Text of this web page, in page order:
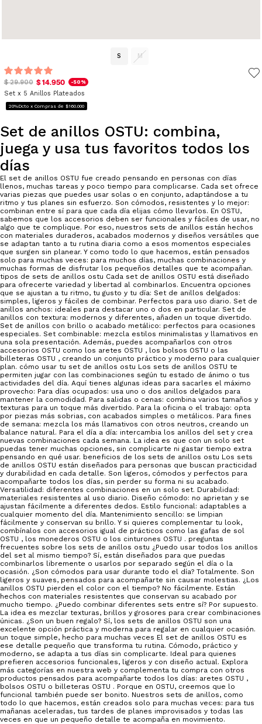
S M
$ 29.900 $ 14.950 -50%
Set x 5 Anillos Plateados
20%Dcto x Compras de $160.000
Set de anillos OSTU: combina,
juega y usa tus favoritos todos los
días
El set de anillos OSTU fue creado pensando en personas con días
llenos, muchas tareas y poco tiempo para complicarse. Cada set ofrece
varias piezas que puedes usar solas o en conjunto, adaptándose a tu
ritmo y tus planes sin esfuerzo. Son cómodos, resistentes y lo mejor:
combinan entre sí para que cada día elijas cómo llevarlos. En OSTU,
sabemos que los accesorios deben ser funcionales y fáciles de usar, no
algo que te complique. Por eso, nuestros sets de anillos están hechos
con materiales duraderos, acabados modernos y diseños versátiles que
se adaptan tanto a tu rutina diaria como a esos momentos especiales
que surgen sin planear. Y como todo lo que hacemos, están pensados
solo para muchas veces: para muchos días, muchas combinaciones y
muchas formas de disfrutar los pequeños detalles que te acompañan.
tipos de sets de anillos ostu Cada set de anillos OSTU está diseñado
para ofrecerte variedad y libertad al combinarlos. Encuentra opciones
que se ajustan a tu ritmo, tu gusto y tu día: Set de anillos delgados:
simples, ligeros y fáciles de combinar. Perfectos para uso diario. Set de
anillos anchos: ideales para destacar uno o dos en particular. Set de
anillos con textura: modernos y diferentes, añaden un toque divertido.
Set de anillos con brillo o acabado metálico: perfectos para ocasiones
especiales. Set combinable: mezcla estilos minimalistas y llamativos en
una sola presentación. Además, puedes acompañarlos con otros
accesorios OSTU como los aretes OSTU , los bolsos OSTU o las
billeteras OSTU , creando un conjunto práctico y moderno para cualquier
plan. cómo usar tu set de anillos ostu Los sets de anillos OSTU te
permiten jugar con las combinaciones según tu estado de ánimo o tus
actividades del día. Aquí tienes algunas ideas para sacarles el máximo
provecho: Para días ocupados: usa uno o dos anillos delgados para
mantener la comodidad. Para salidas o cenas: combina varios tamaños y
texturas para un toque más divertido. Para la oficina o el trabajo: opta
por piezas más sobrias, con acabados simples o metálicos. Para fines
de semana: mezcla los más llamativos con otros neutros, creando un
balance natural. Para el día a día: intercambia los anillos del set y crea
nuevas combinaciones cada semana. La idea es que con un solo set
puedas tener muchas opciones, sin complicarte ni gastar tiempo extra
pensando en qué usar. beneficios de los sets de anillos ostu Los sets
de anillos OSTU están diseñados para personas que buscan practicidad
y durabilidad en cada detalle. Son ligeros, cómodos y perfectos para
acompañarte todos los días, sin perder su forma ni su acabado.
Versatilidad: diferentes combinaciones en un solo set. Durabilidad:
materiales resistentes al uso diario. Diseño cómodo: no aprietan y se
ajustan fácilmente a diferentes dedos. Estilo funcional: adaptables a
cualquier momento del día. Mantenimiento sencillo: se limpian
fácilmente y conservan su brillo. Y si quieres complementar tu look,
combínalos con accesorios igual de prácticos como las gafas de sol
OSTU , los monederos OSTU o los cinturones OSTU . preguntas
frecuentes sobre los sets de anillos ostu ¿Puedo usar todos los anillos
del set al mismo tiempo? Sí, están diseñados para que puedas
combinarlos libremente o usarlos por separado según el día o la
ocasión. ¿Son cómodos para usar durante todo el día? Totalmente. Son
ligeros y suaves, pensados para acompañarte sin causar molestias. ¿Los
anillos OSTU pierden el color con el tiempo? No fácilmente. Están
hechos con materiales resistentes que conservan su acabado por
mucho tiempo. ¿Puedo combinar diferentes sets entre sí? Por supuesto.
La idea es mezclar texturas, brillos y grosores para crear combinaciones
únicas. ¿Son un buen regalo? Sí, los sets de anillos OSTU son una
excelente opción práctica y moderna para regalar en cualquier ocasión.
un toque simple, hecho para muchas veces El set de anillos OSTU es
ese detalle pequeño que transforma tu rutina. Cómodo, práctico y
moderno, se adapta a tus días sin complicarte. Ideal para quienes
prefieren accesorios funcionales, ligeros y con diseño actual. Explora
más categorías en nuestra web y complementa tu compra con otros
productos pensados para acompañarte todos los días: aretes OSTU ,
bolsos OSTU o billeteras OSTU . Porque en OSTU, creemos que lo
funcional también puede ser bonito. Nuestros sets de anillos, como
todo lo que hacemos, están creados solo para muchas veces: para tus
mañanas aceleradas, tus tardes de planes improvisados y todas las
veces en que un pequeño detalle te acompaña en movimiento.